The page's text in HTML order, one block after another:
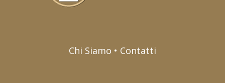
Chi Siamo • Contatti